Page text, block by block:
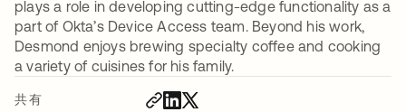
共有
plays a role in developing cutting-edge functionality as a
part of Okta’s Device Access team. Beyond his work,
Desmond enjoys brewing specialty coffee and cooking
a variety of cuisines for his family.